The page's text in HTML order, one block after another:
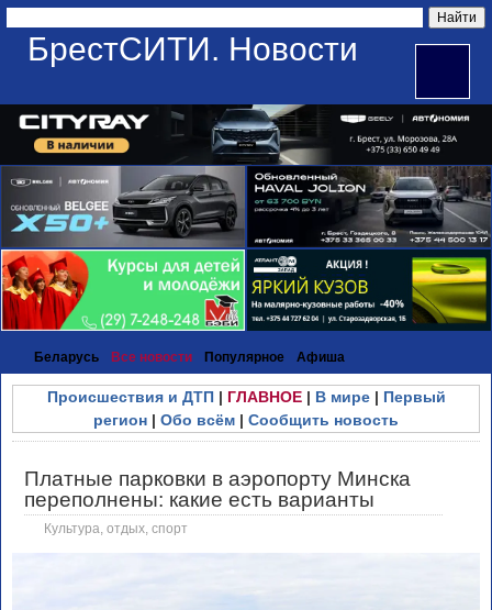
БрестСИТИ. Новости
Беларусь Все новости Популярное Афиша
Происшествия и ДТП| ГЛАВНОЕ| В мире| Первый
регион | Обо всём | Сообщить новость
Платные парковки в аэропорту Минска
переполнены: какие есть варианты
Культура, отдых, спорт